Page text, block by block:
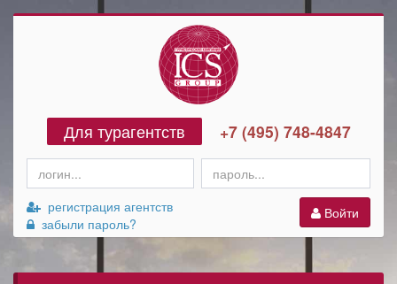
Для турагентств +7 (495) 748-4847
регистрация агентств
забыли пароль?
Войти